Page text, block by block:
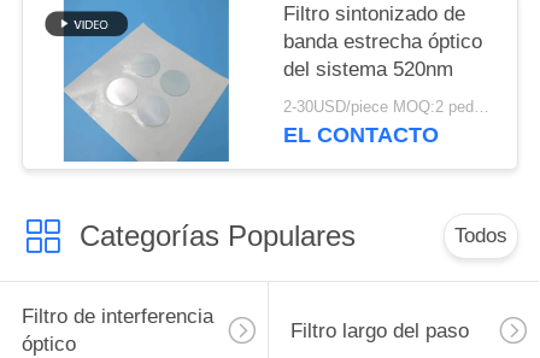
Filtro sintonizado de
banda estrecha óptico
del sistema 520nm
2-30USD/piece MOQ:2 pedazos
EL CONTACTO
Categorías Populares Todos
Filtro de interferencia
óptico
Filtro largo del paso